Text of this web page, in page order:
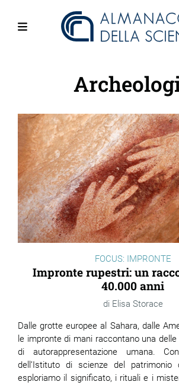
FOCUS: IMPRONTE
Impronte rupestri: un
40.000 anni
Elisa Storace
Dalle grotte europee al Sahara, dalle
le impronte di mani raccontano una
di autorappresentazione umana.
dell’Istituto di scienze del patrimonio
esploriamo il significato, i rituali e i